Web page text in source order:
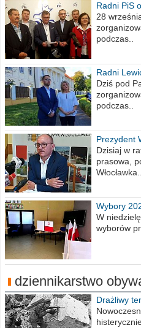
Radni PiS
na 2021
28
podczas..
Radni
Wiesława
Dziś pod
podczas..
Prezydent
obrażajmy
Dzisiaj w
prasowa,
Włocławka..
Wybory
procent
W
wyborów
dziennikarstwo
Drażliwy